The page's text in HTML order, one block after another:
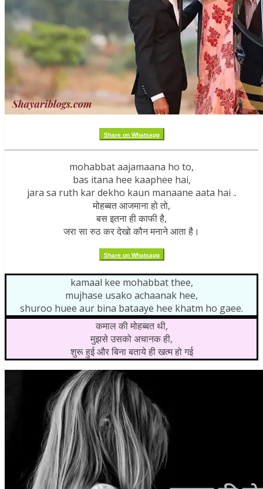
Share on Whatsapp
mohabbat aajamaana ho to,
bas itana hee kaaphee hai,
jara sa ruth kar dekho kaun manaane aata hai ..
मोहब्बत आजमाना हो तो,
बस इतना ही काफी है,
जरा सा रुठ कर देखो कौन मनाने आता है।
Share on Whatsapp
kamaal kee mohabbat thee,
mujhase usako achaanak hee,
shuroo huee aur bina bataaye hee khatm ho gaee.
कमाल की मोहब्बत थी,
मुझसे उसको अचानक ही,
शुरू हुई और बिना बताये ही खत्म हो गई